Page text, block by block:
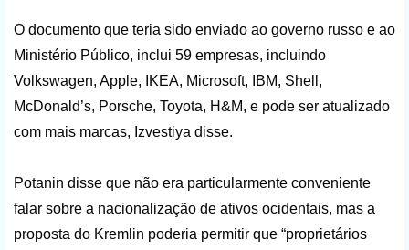
O documento que teria sido enviado ao governo russo e ao
Ministério Público, inclui 59 empresas, incluindo
Volkswagen, Apple, IKEA, Microsoft, IBM, Shell,
McDonald’s, Porsche, Toyota, H&M, e pode ser atualizado
com mais marcas, Izvestiya disse.
Potanin disse que não era particularmente conveniente
falar sobre a nacionalização de ativos ocidentais, mas a
proposta do Kremlin poderia permitir que “proprietários